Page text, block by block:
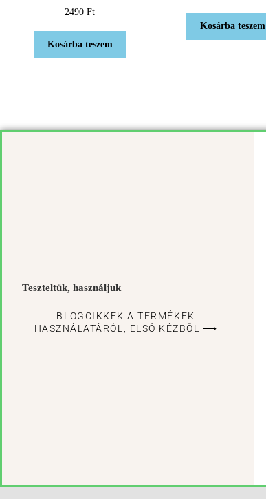
2490Ft
Kosárba teszem
Kosárba teszem
Teszteltük, használjuk
BLOGCIKKEK A TERMÉKEK
HASZNÁLATÁRÓL, ELSŐ KÉZBŐL ⟶